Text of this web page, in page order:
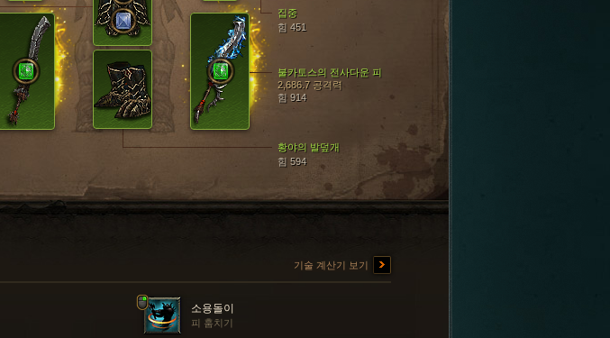
황야의 발덮개
힘 594
불카토스의 전사다운 피
2,686.7 공격력
힘 914
집중
힘 451
기술 계산기 보기
소용돌이
피 훔치기